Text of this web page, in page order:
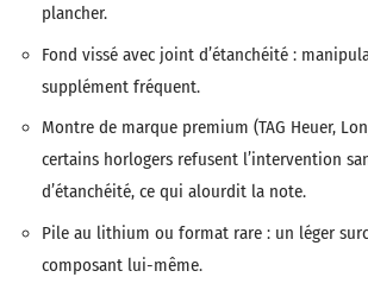
plancher.
Fond vissé avec joint d’étanchéité :
supplément fréquent.
Montre de marque premium (TAG Heuer,
certains horlogers refusent l’intervention
d’étanchéité, ce qui alourdit la note.
Pile au lithium ou format rare : un léger
composant lui-même.